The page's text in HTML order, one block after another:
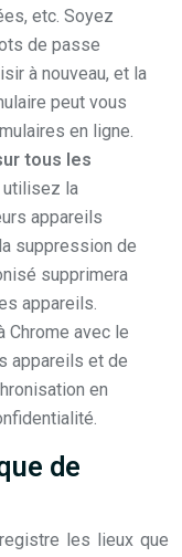
etc. Soyez
de passe
à nouveau, et la
peut vous
en ligne.
tous les
utilisez la
appareils
suppression de
supprimera
appareils.
Chrome avec le
appareils et de
en
de
les lieux que